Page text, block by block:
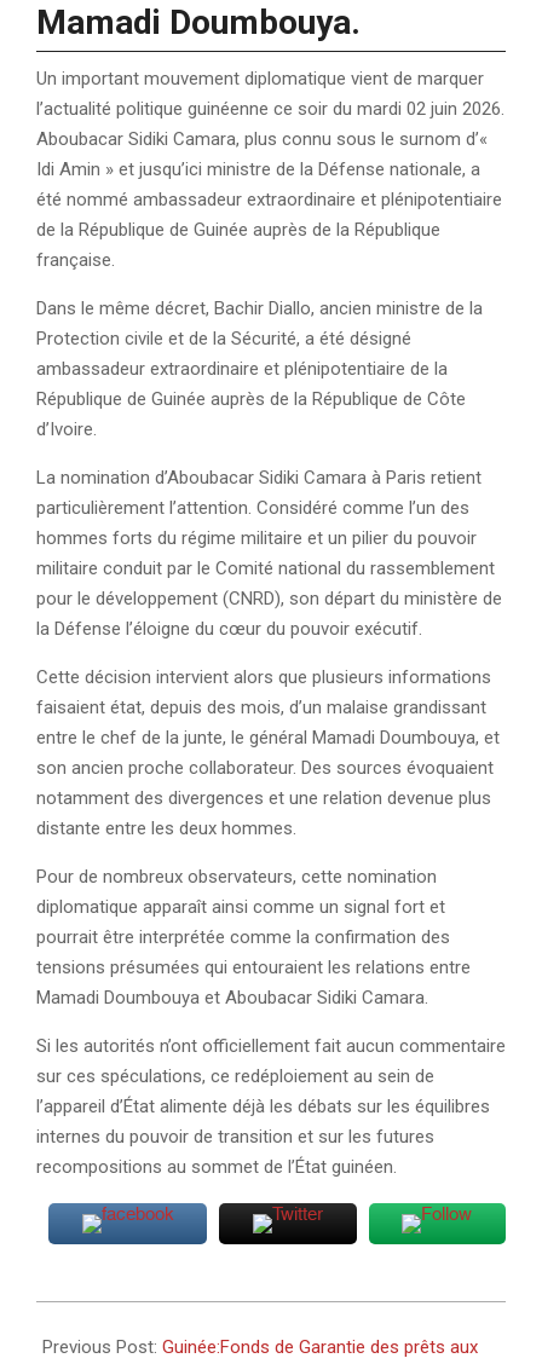
Mamadi Doumbouya.
Un important mouvement diplomatique vient de marquer
l’actualité politique guinéenne ce soir du mardi 02 juin 2026.
Aboubacar Sidiki Camara, plus connu sous le surnom d’«
Idi Amin » et jusqu’ici ministre de la Défense nationale, a
été nommé ambassadeur extraordinaire et plénipotentiaire
de la République de Guinée auprès de la République
française.
Dans le même décret, Bachir Diallo, ancien ministre de la
Protection civile et de la Sécurité, a été désigné
ambassadeur extraordinaire et plénipotentiaire de la
République de Guinée auprès de la République de Côte
d’Ivoire.
La nomination d’Aboubacar Sidiki Camara à Paris retient
particulièrement l’attention. Considéré comme l’un des
hommes forts du régime militaire et un pilier du pouvoir
militaire conduit par le Comité national du rassemblement
pour le développement (CNRD), son départ du ministère de
la Défense l’éloigne du cœur du pouvoir exécutif.
Cette décision intervient alors que plusieurs informations
faisaient état, depuis des mois, d’un malaise grandissant
entre le chef de la junte, le général Mamadi Doumbouya, et
son ancien proche collaborateur. Des sources évoquaient
notamment des divergences et une relation devenue plus
distante entre les deux hommes.
Pour de nombreux observateurs, cette nomination
diplomatique apparaît ainsi comme un signal fort et
pourrait être interprétée comme la confirmation des
tensions présumées qui entouraient les relations entre
Mamadi Doumbouya et Aboubacar Sidiki Camara.
Si les autorités n’ont officiellement fait aucun commentaire
sur ces spéculations, ce redéploiement au sein de
l’appareil d’État alimente déjà les débats sur les équilibres
internes du pouvoir de transition et sur les futures
recompositions au sommet de l’État guinéen.
06-
Previous Post: Guinée:Fonds de Garantie des prêts aux